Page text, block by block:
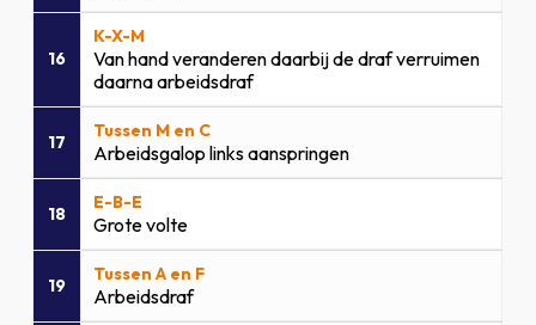
16
K-X-M
Van hand veranderen daarbij de draf verruimen
daarna arbeidsdraf
17
Tussen M en C
Arbeidsgalop links aanspringen
18
E-B-E
Grote volte
19
Tussen A en F
Arbeidsdraf